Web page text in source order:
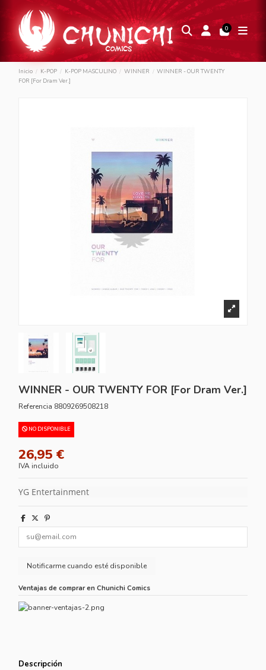
0
Inicio K-POP K-POP MASCULINO WINNER
WINNER - OUR TWENTY
FOR [For Dram Ver.]
WINNER - OUR TWENTY FOR [For Dram Ver.]
Referencia 8809269508218
NO DISPONIBLE
26,95 €
IVA incluido
YG Entertainment
Ventajas de comprar en Chunichi Comics
Descripción